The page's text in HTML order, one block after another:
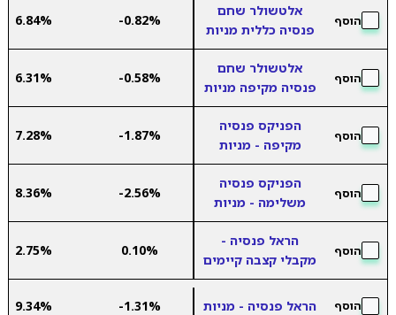
הוסף
אלטשולר שחם
פנסיה כללית מניות
-0.82%
6.84%
הוסף
אלטשולר שחם
פנסיה מקיפה מניות
-0.58%
6.31%
הוסף
הפניקס פנסיה
מקיפה - מניות
-1.87%
7.28%
הוסף
הפניקס פנסיה
משלימה - מניות
-2.56%
8.36%
הוסף
הראל פנסיה -
מקבלי קצבה קיימים
0.10%
2.75%
הוסף הראל פנסיה - מניות -1.31%
9.34%